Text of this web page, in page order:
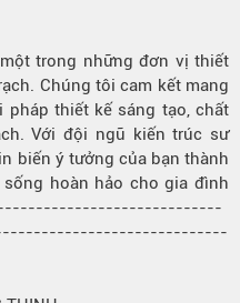
trong những đơn vị thiết
Chúng tôi cam kết mang
thiết kế sáng tạo, chất
Với đội ngũ kiến trúc sư
biến ý tưởng của bạn thành
hoàn hảo cho gia đình